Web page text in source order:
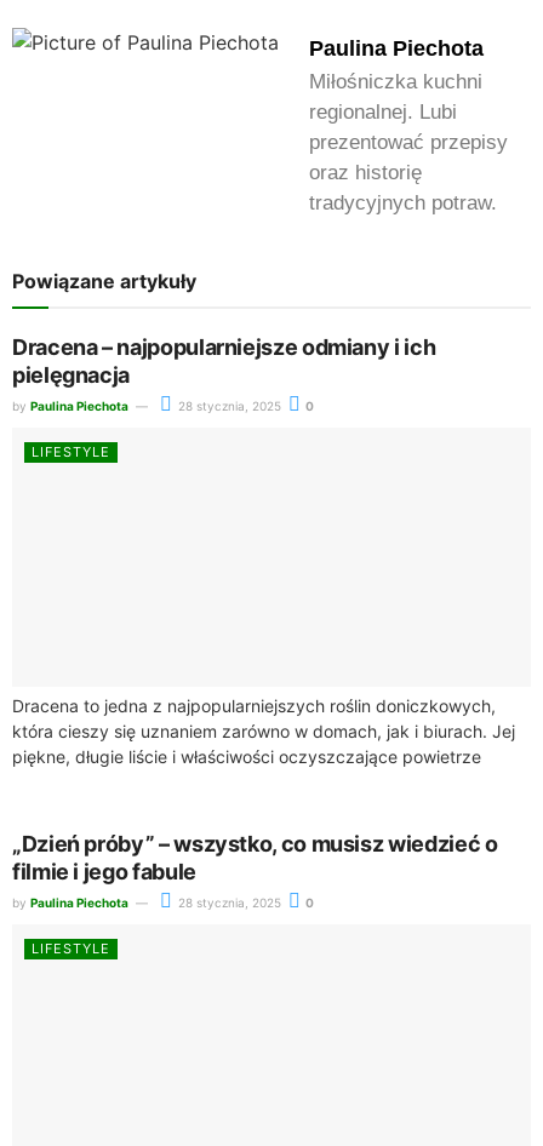
Paulina Piechota
Miłośniczka kuchni
regionalnej. Lubi
prezentować przepisy
oraz historię
tradycyjnych potraw.
Powiązane artykuły
Dracena – najpopularniejsze odmiany i ich
pielęgnacja
by Paulina Piechota 28 stycznia, 2025 0
LIFESTYLE
Dracena to jedna z najpopularniejszych roślin doniczkowych,
która cieszy się uznaniem zarówno w domach, jak i biurach. Jej
piękne, długie liście i właściwości oczyszczające powietrze
„Dzień próby” – wszystko, co musisz wiedzieć o
filmie i jego fabule
by Paulina Piechota 28 stycznia, 2025 0
LIFESTYLE